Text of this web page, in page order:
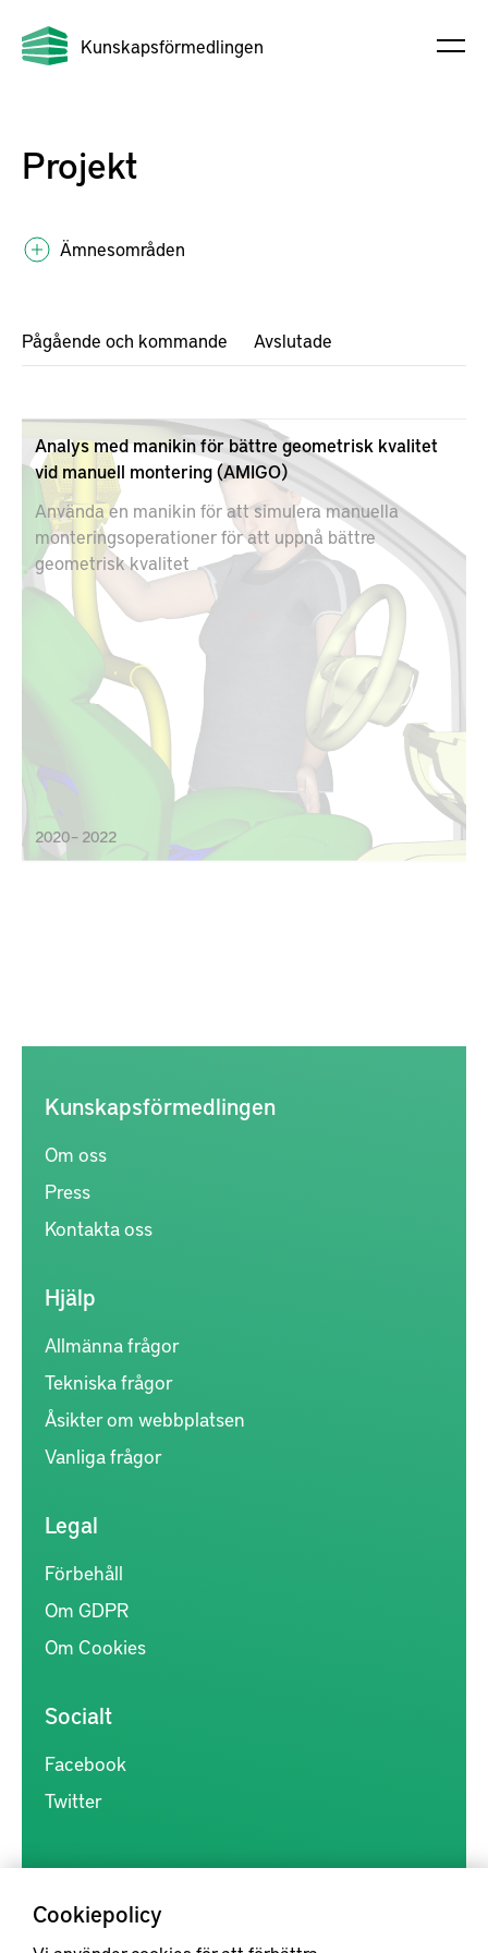
Kunskapsförmedlingen
Projekt
Ämnesområden
Pågående och kommande Avslutade
Analys med manikin för bättre geometrisk kvalitet
vid manuell montering (AMIGO)
Använda en manikin för att simulera manuella
monteringsoperationer för att uppnå bättre
geometrisk kvalitet
2020 – 2022
Cookiepolicy
Kunskapsförmedlingen
Om oss
Press
Kontakta oss
Hjälp
Allmänna frågor
Tekniska frågor
Åsikter om webbplatsen
Vanliga frågor
Legal
Förbehåll
Om GDPR
Om Cookies
Socialt
Facebook
Twitter